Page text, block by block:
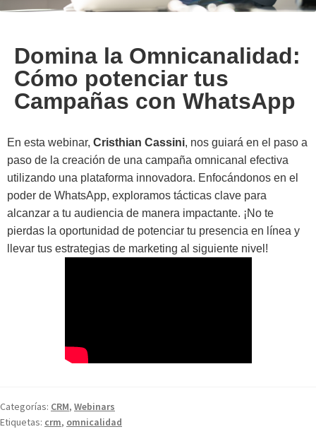
Domina la Omnicanalidad:
Cómo potenciar tus
Campañas con WhatsApp
En esta webinar, Cristhian Cassini, nos guiará en el paso a
paso de la creación de una campaña omnicanal efectiva
utilizando una plataforma innovadora. Enfocándonos en el
poder de WhatsApp, exploramos tácticas clave para
alcanzar a tu audiencia de manera impactante. ¡No te
pierdas la oportunidad de potenciar tu presencia en línea y
llevar tus estrategias de marketing al siguiente nivel!
Categorías: CRM, Webinars
Etiquetas: crm, omnicalidad